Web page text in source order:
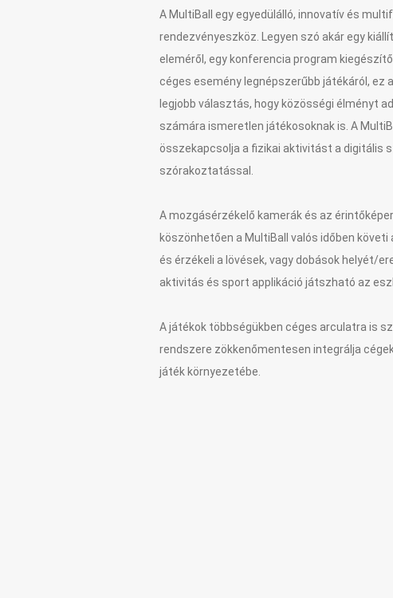
A MultiBall egy egyedülálló, innovatív és
rendezvényeszköz. Legyen szó akár egy
eleméről, egy konferencia program
céges esemény legnépszerűbb játékáról, ez
legjobb választás, hogy közösségi élményt
számára ismeretlen játékosoknak is. A
összekapcsolja a fizikai aktivitást a digitális
szórakoztatással.
A mozgásérzékelő kamerák és az
köszönhetően a MultiBall valós időben
és érzékeli a lövések, vagy dobások helyét/
aktivitás és sport applikáció játszható az
A játékok többségükben céges arculatra is
rendszere zökkenőmentesen integrálja
játék környezetébe.